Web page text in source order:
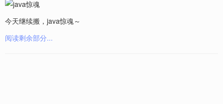
今天继续搬，java惊魂～
阅读剩余部分...